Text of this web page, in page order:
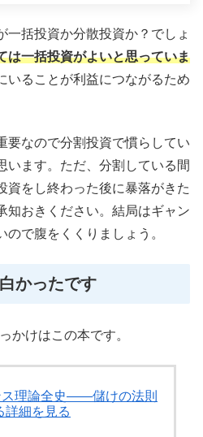
一括投資か分散投資か？でしょ
は一括投資がよいと思っていま
いることが利益につながるため
要なので分割投資で慣らしてい
います。ただ、分割している間
資をし終わった後に暴落がきた
知おきください。結局はギャン
で腹をくくりましょう。
かったです
かけはこの本です。
ス理論全史――儲けの法則
詳細を見る